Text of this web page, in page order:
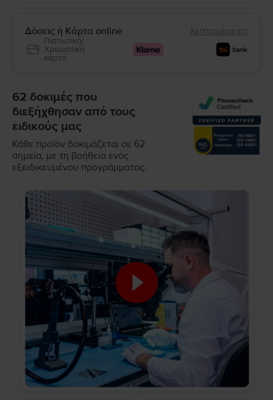
Δόσεις ή Κάρτα online λεπτομέρειες
Πιστωτική/
Χρεωστική
κάρτα
62 δοκιμές που
διεξήχθησαν από τους
ειδικούς μας
Κάθε προϊόν δοκιμάζεται σε 62
σημεία, με τη βοήθεια ενός
εξειδικευμένου προγράμματος.